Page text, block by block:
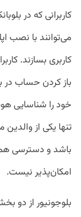
کاربرانی که در
می‌توانند با نصب
کاربری بسازند.
باز کردن حساب در
خود را شناسایی
تنها یکی از
باشد و دسترسی
امکان‌پذیر نیست.
بلوجونیور از